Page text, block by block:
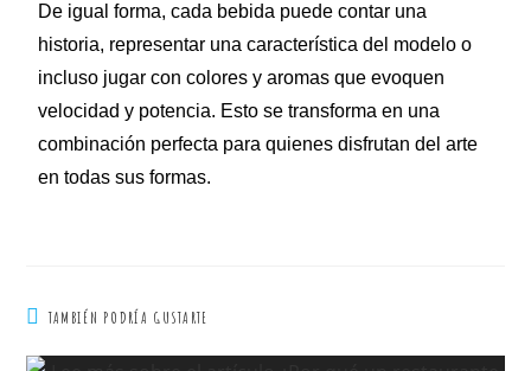
De igual forma, cada bebida puede contar una
historia, representar una característica del modelo o
incluso jugar con colores y aromas que evoquen
velocidad y potencia. Esto se transforma en una
combinación perfecta para quienes disfrutan del arte
en todas sus formas.
TAMBIÉN PODRÍA GUSTARTE